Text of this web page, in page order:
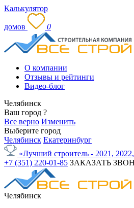
Калькулятор
домов 0
О компании
Отзывы и рейтинги
Видео-блог
Челябинск
Ваш город ?
Все верно Изменить
Выберите город
Челябинск Екатеринбург
«Лучший строитель - 2021,
+7 (351) 220-01-85 ЗАКАЗАТЬ
Челябинск